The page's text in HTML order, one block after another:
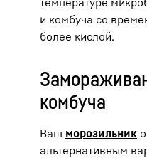
и комбуча со
более кислой.
комбуча
Ваш морозильник
альтернативным